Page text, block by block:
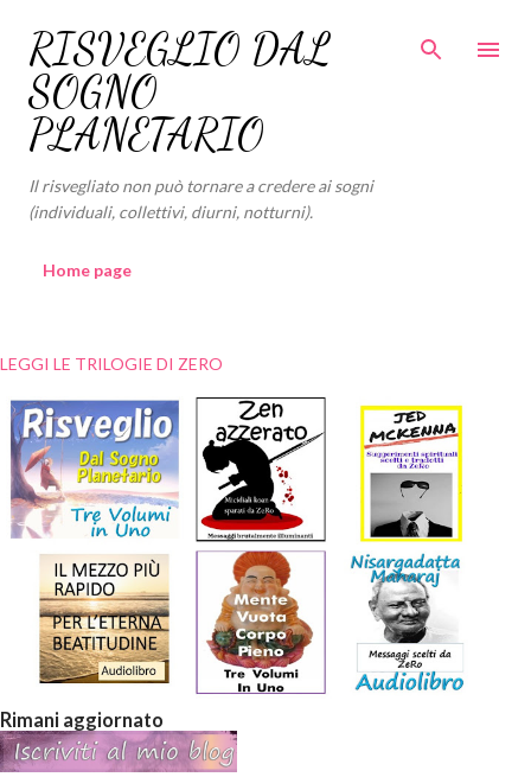
Passa ai contenuti principali
RISVEGLIO DAL
SOGNO
PLANETARIO
Il risvegliato non può tornare a credere ai sogni
(individuali, collettivi, diurni, notturni).
Home page
LEGGI LE TRILOGIE DI ZERO
Rimani aggiornato